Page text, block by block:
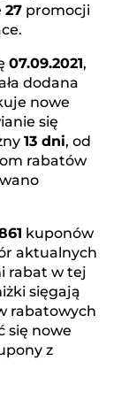
27 promocji
07.09.2021,
dodana
nowe
się
13 dni, od
rabatów
kuponów
aktualnych
rabat w tej
sięgają
rabatowych
się nowe
z